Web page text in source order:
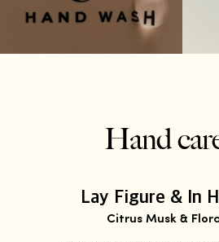
Hand
Lay Figure & In
Citrus Musk &